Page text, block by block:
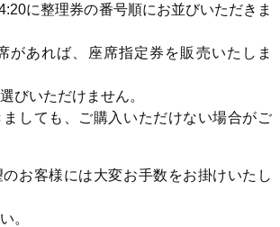
に整理券の番号順にお並びいただきま
があれば、座席指定券を販売いたしま
びいただけません。
しても、ご購入いただけない場合がご
お客様には大変お手数をお掛けいたし
。